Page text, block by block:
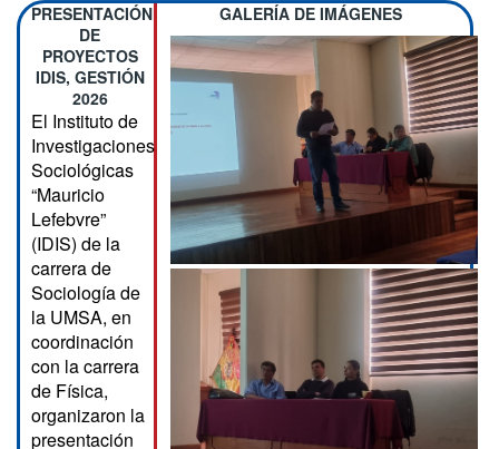
PRESENTACIÓN
DE
PROYECTOS
IDIS, GESTIÓN
2026
El Instituto de
Investigaciones
Sociológicas
“Mauricio
Lefebvre”
(IDIS) de la
carrera de
Sociología de
la UMSA, en
coordinación
con la carrera
de Física,
organizaron la
presentación
GALERÍA DE IMÁGENES